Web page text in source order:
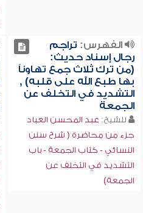
الفهرس: تراجم
رجال إسناد حديث:
(من ترك ثلاث جمع تهاوناً
بها طبع الله على قلبه) ,
التشديد في التخلف عن
الجمعة
للشيخ: عبد المحسن العباد
جزء من محاضرة ( شرح سنن
النسائي - كتاب الجمعة - باب
التشديد في التخلف عن
الجمعة)